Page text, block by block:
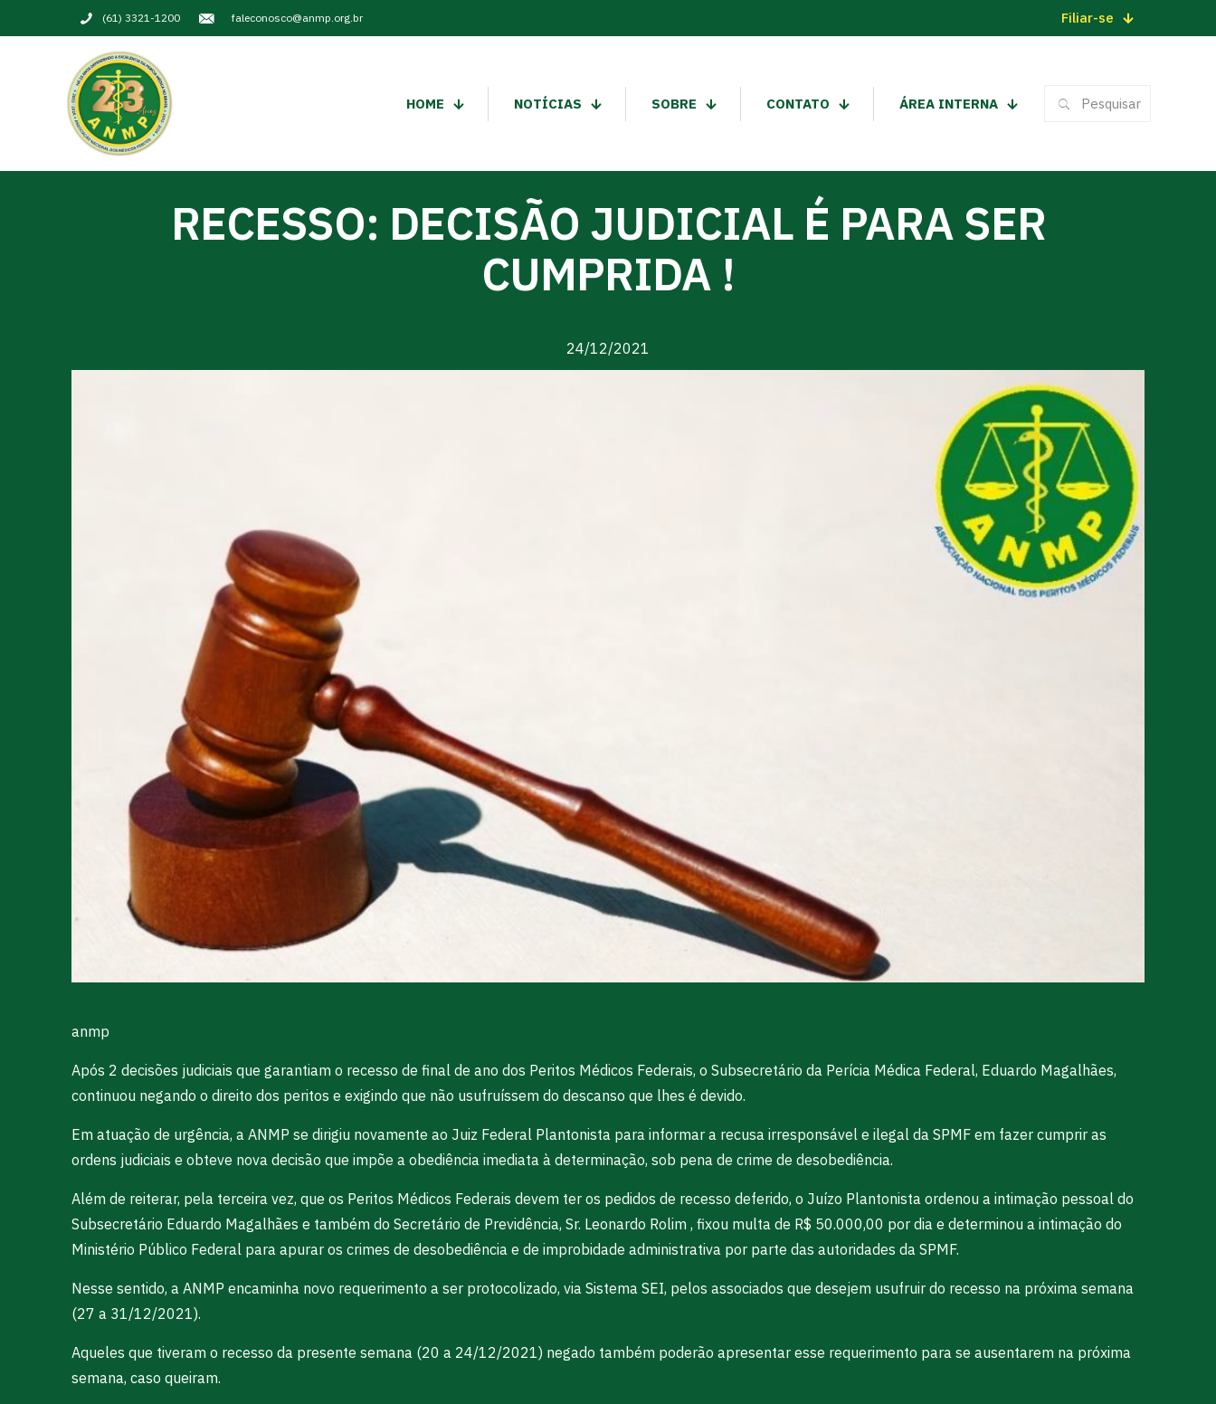
(61) 3321-1200 faleconosco@anmp.org.br Filiar-se
HOME NOTÍCIAS SOBRE CONTATO ÁREA INTERNA
RECESSO: DECISÃO JUDICIAL É PARA SER
CUMPRIDA !
24/12/2021
anmp
Após 2 decisões judiciais que garantiam o recesso de final de ano dos Peritos Médicos Federais, o Subsecretário da Perícia Médica Federal, Eduardo Magalhães,
continuou negando o direito dos peritos e exigindo que não usufruíssem do descanso que lhes é devido.
Em atuação de urgência, a ANMP se dirigiu novamente ao Juiz Federal Plantonista para informar a recusa irresponsável e ilegal da SPMF em fazer cumprir as
ordens judiciais e obteve nova decisão que impõe a obediência imediata à determinação, sob pena de crime de desobediência.
Além de reiterar, pela terceira vez, que os Peritos Médicos Federais devem ter os pedidos de recesso deferido, o Juízo Plantonista ordenou a intimação pessoal do
Subsecretário Eduardo Magalhães e também do Secretário de Previdência, Sr. Leonardo Rolim , fixou multa de R$ 50.000,00 por dia e determinou a intimação do
Ministério Público Federal para apurar os crimes de desobediência e de improbidade administrativa por parte das autoridades da SPMF.
Nesse sentido, a ANMP encaminha novo requerimento a ser protocolizado, via Sistema SEI, pelos associados que desejem usufruir do recesso na próxima semana
(27 a 31/12/2021).
Aqueles que tiveram o recesso da presente semana (20 a 24/12/2021) negado também poderão apresentar esse requerimento para se ausentarem na próxima
semana, caso queiram.